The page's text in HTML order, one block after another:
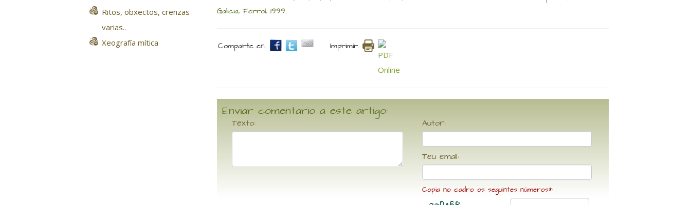
Ritos, obxectos, crenzas
varias..
Xeografía mítica
Galicia, Ferrol, 1999.
Comparte en. Imprimir.
Enviar comentario a este artigo:
Texto: Autor:
Teu email:
Copia no cadro os seguintes números*: